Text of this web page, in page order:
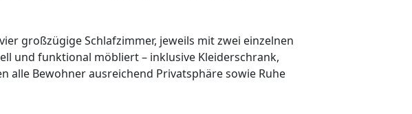
großzügige Schlafzimmer, jeweils mit zwei einzelnen
und funktional möbliert – inklusive Kleiderschrank,
alle Bewohner ausreichend Privatsphäre sowie Ruhe